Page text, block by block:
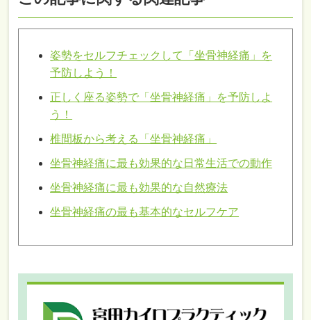
姿勢をセルフチェックして「坐骨神経痛」を
予防しよう！
正しく座る姿勢で「坐骨神経痛」を予防しよ
う！
椎間板から考える「坐骨神経痛」
坐骨神経痛に最も効果的な日常生活での動作
坐骨神経痛に最も効果的な自然療法
坐骨神経痛の最も基本的なセルフケア